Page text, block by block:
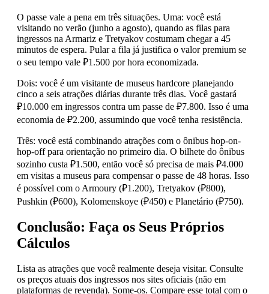
O passe vale a pena em três situações. Uma: você está
visitando no verão (junho a agosto), quando as filas para
ingressos na Armariz e Tretyakov costumam chegar a 45
minutos de espera. Pular a fila já justifica o valor premium se
o seu tempo vale ₽1.500 por hora economizada.
Dois: você é um visitante de museus hardcore planejando
cinco a seis atrações diárias durante três dias. Você gastará
₽10.000 em ingressos contra um passe de ₽7.800. Isso é uma
economia de ₽2.200, assumindo que você tenha resistência.
Três: você está combinando atrações com o ônibus hop-on-
hop-off para orientação no primeiro dia. O bilhete do ônibus
sozinho custa ₽1.500, então você só precisa de mais ₽4.000
em visitas a museus para compensar o passe de 48 horas. Isso
é possível com o Armoury (₽1.200), Tretyakov (₽800),
Pushkin (₽600), Kolomenskoye (₽450) e Planetário (₽750).
Conclusão: Faça os Seus Próprios
Cálculos
Lista as atrações que você realmente deseja visitar. Consulte
os preços atuais dos ingressos nos sites oficiais (não em
plataformas de revenda). Some-os. Compare esse total com o